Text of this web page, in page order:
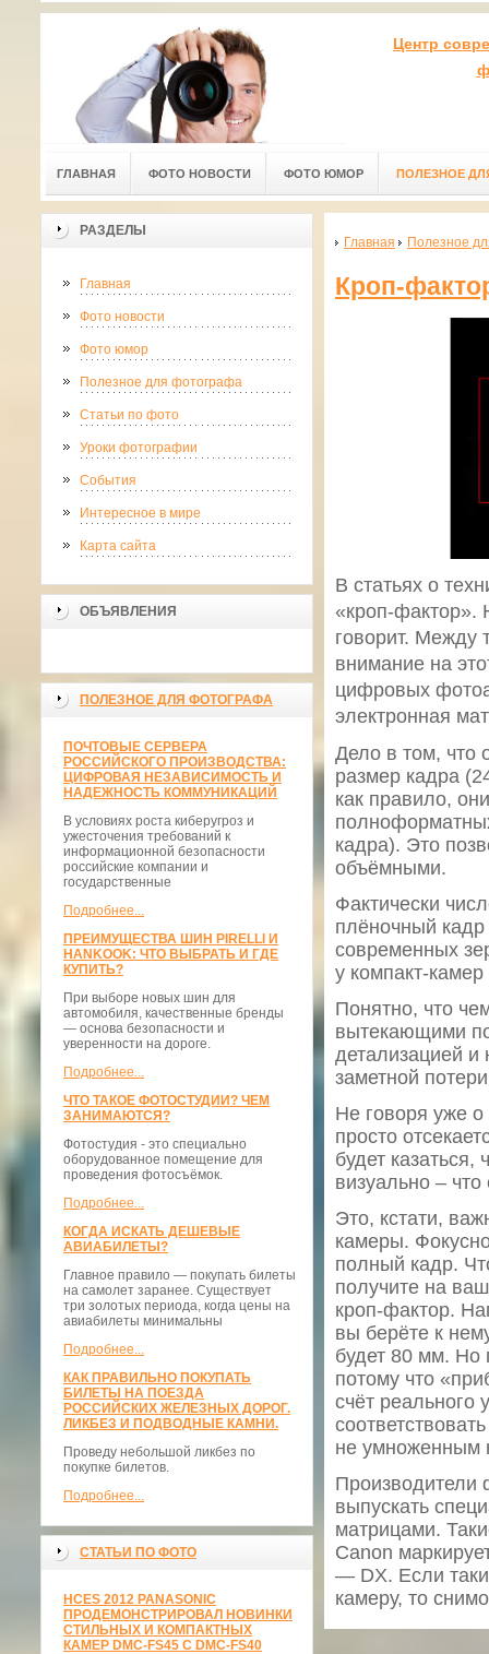
Центр
ГЛАВНАЯ ФОТО НОВОСТИ ФОТО ЮМОР ПОЛЕЗНОЕ
РАЗДЕЛЫ
Главная
Фото новости
Фото юмор
Полезное для фотографа
Статьи по фото
Уроки фотографии
События
Интересное в мире
Карта сайта
ОБЪЯВЛЕНИЯ
ПОЛЕЗНОЕ ДЛЯ ФОТОГРАФА
ПОЧТОВЫЕ СЕРВЕРА
РОССИЙСКОГО ПРОИЗВОДСТВА:
ЦИФРОВАЯ НЕЗАВИСИМОСТЬ И
НАДЕЖНОСТЬ КОММУНИКАЦИЙ
В условиях роста киберугроз и
ужесточения требований к
информационной безопасности
российские компании и
государственные
Подробнее...
ПРЕИМУЩЕСТВА ШИН PIRELLI И
HANKOOK: ЧТО ВЫБРАТЬ И ГДЕ
КУПИТЬ?
При выборе новых шин для
автомобиля, качественные бренды
— основа безопасности и
уверенности на дороге.
Подробнее...
ЧТО ТАКОЕ ФОТОСТУДИИ? ЧЕМ
ЗАНИМАЮТСЯ?
Фотостудия - это специально
оборудованное помещение для
проведения фотосъёмок.
Подробнее...
КОГДА ИСКАТЬ ДЕШЕВЫЕ
АВИАБИЛЕТЫ?
Главное правило — покупать билеты
на самолет заранее. Существует
три золотых периода, когда цены на
авиабилеты минимальны
Подробнее...
КАК ПРАВИЛЬНО ПОКУПАТЬ
БИЛЕТЫ НА ПОЕЗДА
РОССИЙСКИХ ЖЕЛЕЗНЫХ ДОРОГ.
ЛИКБЕЗ И ПОДВОДНЫЕ КАМНИ.
Проведу небольшой ликбез по
покупке билетов.
Подробнее...
СТАТЬИ ПО ФОТО
НCES 2012 PANASONIC
ПРОДЕМОНСТРИРОВАЛ НОВИНКИ
СТИЛЬНЫХ И КОМПАКТНЫХ
КАМЕР DMC-FS45 С DMC-FS40
Главная Полезное
Кроп-
В статьях о
«кроп-
говорит. Между
внимание на
цифровых
электронная
Дело в том, что
размер кадра
как правило,
кадра). Это
объёмными.
Фактически
плёночный
современных
у компакт-
Понятно, что
вытекающими
детализацией
заметной
Не говоря уже о
просто
будет
визуально –
Это, кстати,
камеры.
полный кадр.
получите на
кроп-фактор.
вы берёте к
будет 80 мм. Но
потому что
счёт реального
не умноженным
Производители
выпускать
матрицами.
Canon
— DX. Если
камеру, то